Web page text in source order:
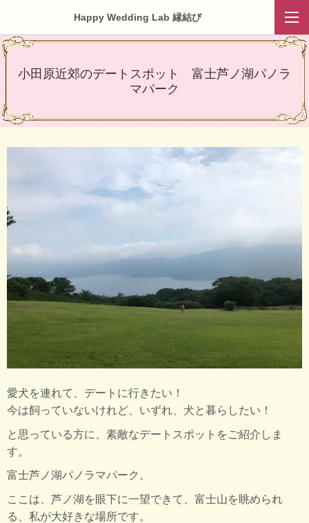
Happy Wedding Lab 縁結び
小田原近郊のデートスポット 富士芦ノ湖パノラ
マパーク
愛犬を連れて、デートに行きたい！
今は飼っていないけれど、いずれ、犬と暮らしたい！
と思っている方に、素敵なデートスポットをご紹介しま
す。
富士芦ノ湖パノラマパーク。
ここは、芦ノ湖を眼下に一望できて、富士山を眺められ
る、私が大好きな場所です。